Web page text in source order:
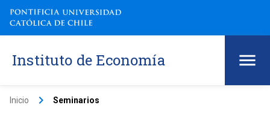
Instituto de Economía
Inicio keyboard_arrow_right Seminarios